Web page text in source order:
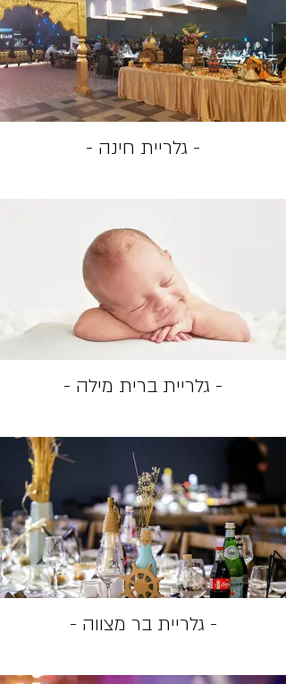
- גלריית חינה -
- גלריית ברית מילה -
- גלריית בר מצווה -